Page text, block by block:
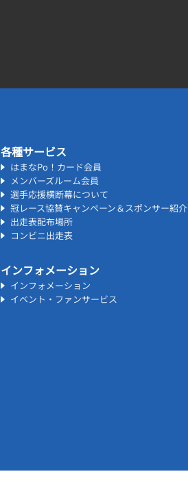
各種サービス
はまなPo！カード会員
メンバーズルーム会員
選手応援横断幕について
冠レース協賛キャンペーン＆スポンサー紹介
出走表配布場所
コンビニ出走表
インフォメーション
インフォメーション
イベント・ファンサービス